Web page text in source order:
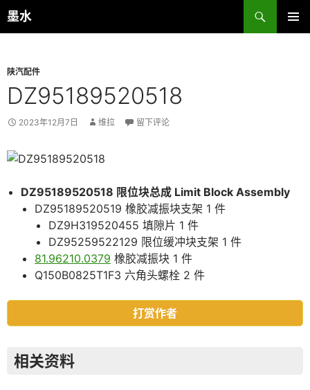
跳
至
墨水
搜
索
陕汽配件
DZ95189520518
2023年12月7日 维拉 留下评论
DZ95189520518 限位块总成 Limit Block Assembly
DZ95189520519 橡胶减振块支架 1 件
DZ9H319520455 填隙片 1 件
DZ95259522129 限位缓冲块支架 1 件
81.96210.0379 橡胶减振块 1 件
Q150B0825T1F3 六角头螺栓 2 件
打赏作者
相关资料